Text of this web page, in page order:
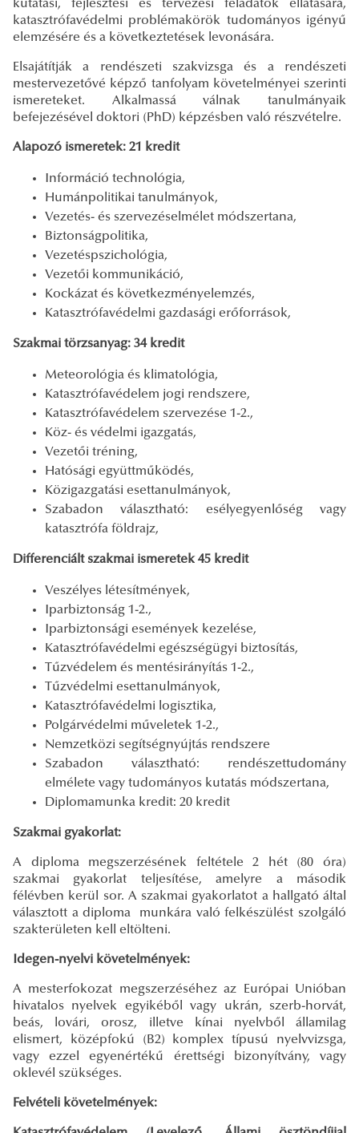
kutatási, fejlesztési és tervezési feladatok ellátására,
katasztrófavédelmi problémakörök tudományos igényű
elemzésére és a következtetések levonására.
Elsajátítják a rendészeti szakvizsga és a rendészeti
mestervezetővé képző tanfolyam követelményei szerinti
ismereteket. Alkalmassá válnak tanulmányaik
befejezésével doktori (PhD) képzésben való részvételre.
Alapozó ismeretek: 21 kredit
Információ technológia,
Humánpolitikai tanulmányok,
Vezetés- és szervezéselmélet módszertana,
Biztonságpolitika,
Vezetéspszichológia,
Vezetői kommunikáció,
Kockázat és következményelemzés,
Katasztrófavédelmi gazdasági erőforrások,
Szakmai törzsanyag: 34 kredit
Meteorológia és klimatológia,
Katasztrófavédelem jogi rendszere,
Katasztrófavédelem szervezése 1-2.,
Köz- és védelmi igazgatás,
Vezetői tréning,
Hatósági együttműködés,
Közigazgatási esettanulmányok,
Szabadon választható: esélyegyenlőség vagy
katasztrófa földrajz,
Differenciált szakmai ismeretek 45 kredit
Veszélyes létesítmények,
Iparbiztonság 1-2.,
Iparbiztonsági események kezelése,
Katasztrófavédelmi egészségügyi biztosítás,
Tűzvédelem és mentésirányítás 1-2.,
Tűzvédelmi esettanulmányok,
Katasztrófavédelmi logisztika,
Polgárvédelmi műveletek 1-2.,
Nemzetközi segítségnyújtás rendszere
Szabadon választható: rendészettudomány
elmélete vagy tudományos kutatás módszertana,
Diplomamunka kredit: 20 kredit
Szakmai gyakorlat:
A diploma megszerzésének feltétele 2 hét (80 óra)
szakmai gyakorlat teljesítése, amelyre a második
félévben kerül sor. A szakmai gyakorlatot a hallgató által
választott a diploma munkára való felkészülést szolgáló
szakterületen kell eltölteni.
Idegen-nyelvi követelmények:
A mesterfokozat megszerzéséhez az Európai Unióban
hivatalos nyelvek egyikéből vagy ukrán, szerb-horvát,
beás, lovári, orosz, illetve kínai nyelvből államilag
elismert, középfokú (B2) komplex típusú nyelvvizsga,
vagy ezzel egyenértékű érettségi bizonyítvány, vagy
oklevél szükséges.
Felvételi követelmények: